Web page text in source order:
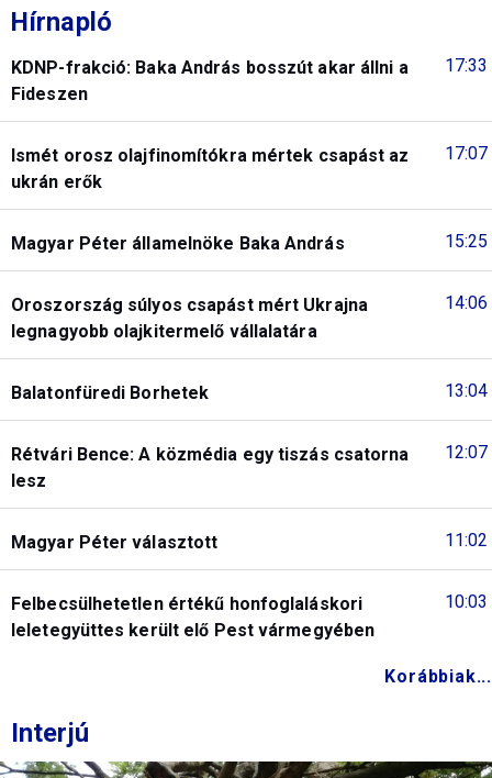
Hírnapló
17:33
KDNP-frakció: Baka András bosszút akar állni a
Fideszen
17:07
Ismét orosz olajfinomítókra mértek csapást az
ukrán erők
15:25
Magyar Péter államelnöke Baka András
14:06
Oroszország súlyos csapást mért Ukrajna
legnagyobb olajkitermelő vállalatára
13:04
Balatonfüredi Borhetek
12:07
Rétvári Bence: A közmédia egy tiszás csatorna
lesz
11:02
Magyar Péter választott
10:03
Felbecsülhetetlen értékű honfoglaláskori
leletegyüttes került elő Pest vármegyében
Korábbiak...
Interjú